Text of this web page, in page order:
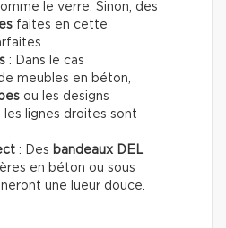
le verre. Sinon, des
faites en cette
: Dans le cas
meubles en béton,
ou les designs
les lignes droites sont
: Des bandeaux DEL
en béton ou sous
une lueur douce.